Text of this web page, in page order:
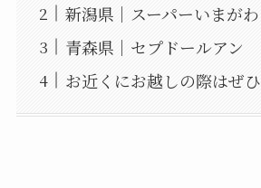
新潟県｜スーパーいまがわ
青森県｜セプドールアン
お近くにお越しの際はぜひ